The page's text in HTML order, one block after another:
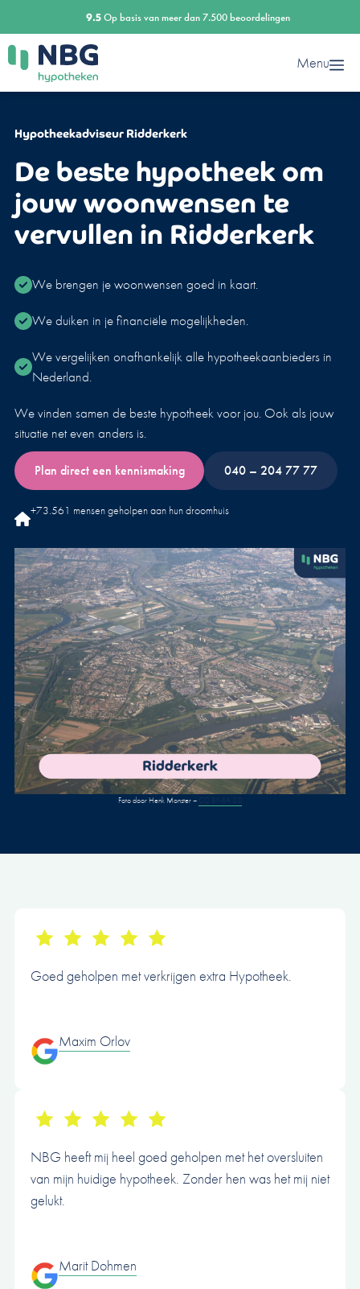
naar
de
inhoud
9.5Op basis van meer dan 7.500 beoordelingen
Menu
Hypotheekadviseur Ridderkerk
De beste hypotheek om
jouw woonwensen te
vervullen in Ridderkerk
We brengen je woonwensen goed in kaart.
We duiken in je financiële mogelijkheden.
We vergelijken onafhankelijk alle hypotheekaanbieders in
Nederland.
We vinden samen de beste hypotheek voor jou. Ook als jouw
situatie net even anders is.
Plan direct een kennismaking 040 – 204 77 77
+73.561 mensen geholpen aan hun droomhuis
Foto door Henk Monster – CC BY-SA 3.0
Goed geholpen met verkrijgen extra Hypotheek.
Maxim Orlov
NBG heeft mij heel goed geholpen met het oversluiten
van mijn huidige hypotheek. Zonder hen was het mij niet
gelukt.
Marit Dohmen